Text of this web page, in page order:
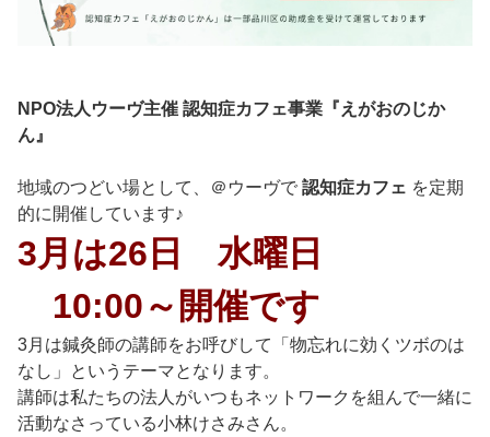
NPO法人ウーヴ主催 認知症カフェ事業『えがおのじか
ん』
地域のつどい場として、＠ウーヴで 認知症カフェ を定期
的に開催しています♪
3月は26日 水曜日
10:00～開催です
3月は鍼灸師の講師をお呼びして「物忘れに効くツボのは
なし」というテーマとなります。
講師は私たちの法人がいつもネットワークを組んで一緒に
活動なさっている小林けさみさん。